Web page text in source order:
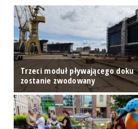
Trzeci moduł pływającego doku
zostanie zwodowany